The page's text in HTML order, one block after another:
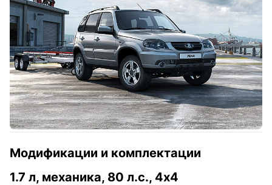
Модификации и комплектации
1.7 л, механика, 80 л.с., 4x4